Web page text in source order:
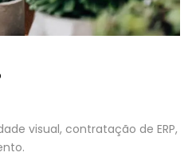
visual, contratação de ERP,